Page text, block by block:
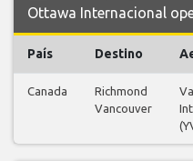
Ottawa Internacional
País Destino
Canada
Richmond
Vancouver